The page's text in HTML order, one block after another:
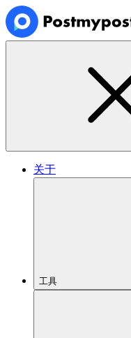
关于
工具